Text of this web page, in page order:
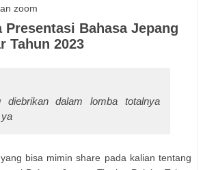
zoom
Presentasi Bahasa Jepang
Tahun 2023
diebrikan dalam lomba totalnya
bisa mimin share pada kalian tentang